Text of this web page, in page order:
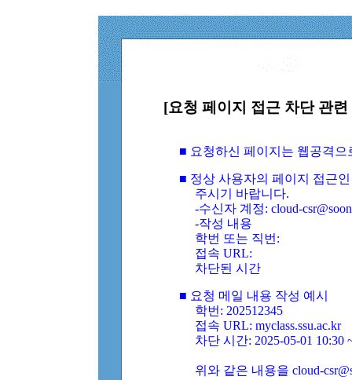
[요청 페이지 접근 차단 관
■ 요청하신 페이지는 웹공격
■ 정상 사용자의 페이지 접근
주시기 바랍니다.
-수신자 계정: cloud-
-작성 내용
학번 또는 직번:
접속 URL:
차단된 시간
■ 요청 메일 내용 작성 예시
학번: 202512345
접속 URL: myclass.ssu.ac.kr
차단 시간: 2025-05-01 10:30
위와 같은 내용을 cloud-